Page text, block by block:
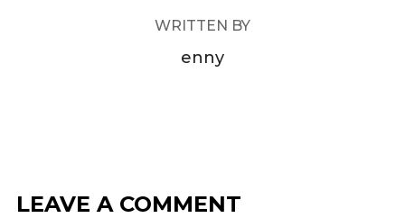
WRITTEN BY
enny
LEAVE A COMMENT